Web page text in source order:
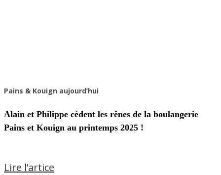
Pains & Kouign aujourd’hui
Alain et Philippe cèdent les rênes de la boulangerie
Pains et Kouign au printemps 2025 !
Lire l’artice